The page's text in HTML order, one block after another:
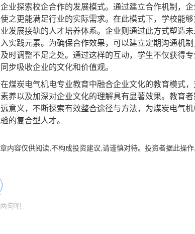
探索校企合作的发展模式。通过建立合作机制，企
之更能满足行业的实际需求。在此模式下，学校能
发展接轨的人才培养体系。企业则通过此方式塑造
实践元素。为确保合作效果，可以建立定期沟通机
时调整不足之处。通过这样的互动，学生不仅获得
步吸收企业的文化和价值观。
炭电气机电专业教育中融合企业文化的教育模式，
养以及加深对企业文化的理解具有显著效果。教育
意义，不断探索有效整合途径与方法，为煤炭电气
的复合型人才。
内容仅供阅读,不构成投资建议,请谨慎对待。投资者据此操作,